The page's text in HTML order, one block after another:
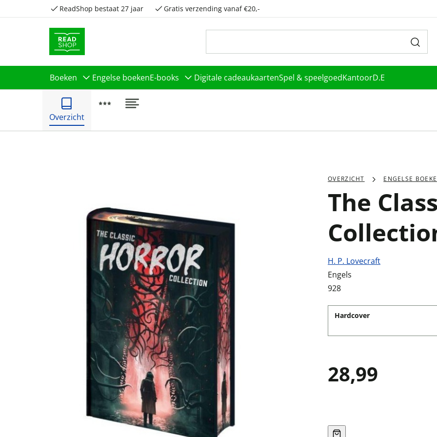
ReadShop bestaat 27 jaar Gratis verzending vanaf €20,-
Boeken Engelse boekenE-books Digitale cadeaukaartenSpel & speelgoedKantoorD.E
Overzicht
OVERZICHT ENGELSE
The
H. P. Lovecraft
Engels
928
Hardcover
28,99